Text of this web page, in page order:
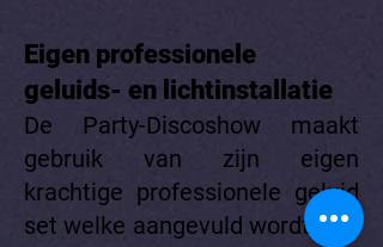
Eigen professionele
geluids- en lichtinstallatie
De Party-Discoshow maakt
gebruik van zijn eigen
krachtige professionele geluid
set welke aangevuld wordt met